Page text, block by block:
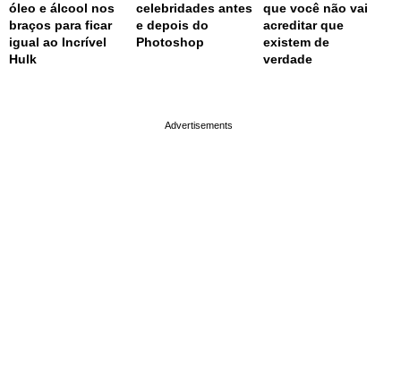
óleo e álcool nos
braços para ficar
igual ao Incrível
Hulk
celebridades antes
e depois do
Photoshop
que você não vai
acreditar que
existem de
verdade